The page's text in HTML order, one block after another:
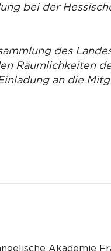
bei der
des
Räumlichkeiten
an die